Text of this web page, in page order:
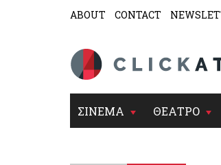
ABOUT CONTACT
ΣΙΝΕΜΑ ΘΕΑΤΡΟ